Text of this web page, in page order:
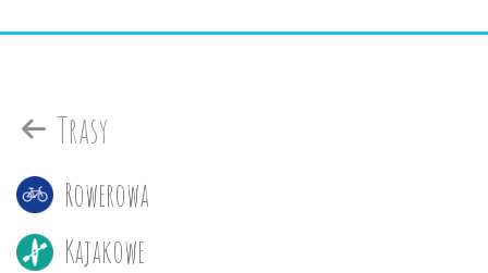
Trasy
Rowerowa
Kajakowe